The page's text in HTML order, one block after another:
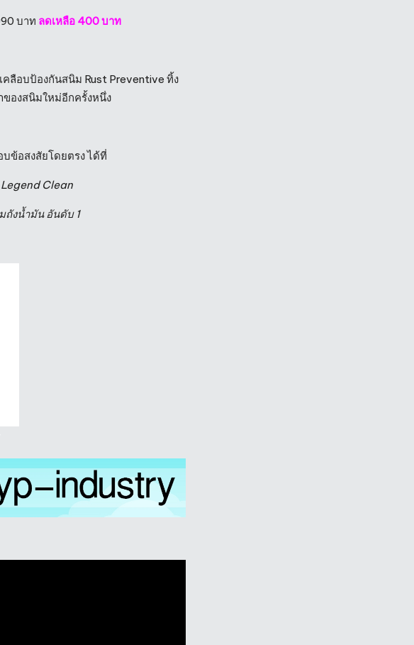
บาท ลดเหลือ 400 บาท
ลือบป้องกันสนิม Rust Preventive ทิ้ง
องสนิมใหม่อีกครั้งหนึ่ง
ข้อสงสัยโดยตรง ได้ที่
Clean
ถังน้ำมัน อันดับ 1